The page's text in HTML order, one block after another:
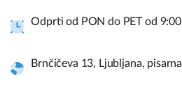
Odprti od PON do PET od
Brnčičeva 13, Ljubljana,
Kontaktirajte nas